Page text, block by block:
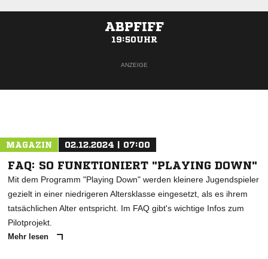
ABPFIFF
19:50UHR
ANZEIGE
MAGAZIN 02.12.2024 | 07:00
FAQ: SO FUNKTIONIERT "PLAYING DOWN"
Mit dem Programm "Playing Down" werden kleinere Jugendspieler
gezielt in einer niedrigeren Altersklasse eingesetzt, als es ihrem
tatsächlichen Alter entspricht. Im FAQ gibt's wichtige Infos zum
Pilotprojekt.
Mehr lesen